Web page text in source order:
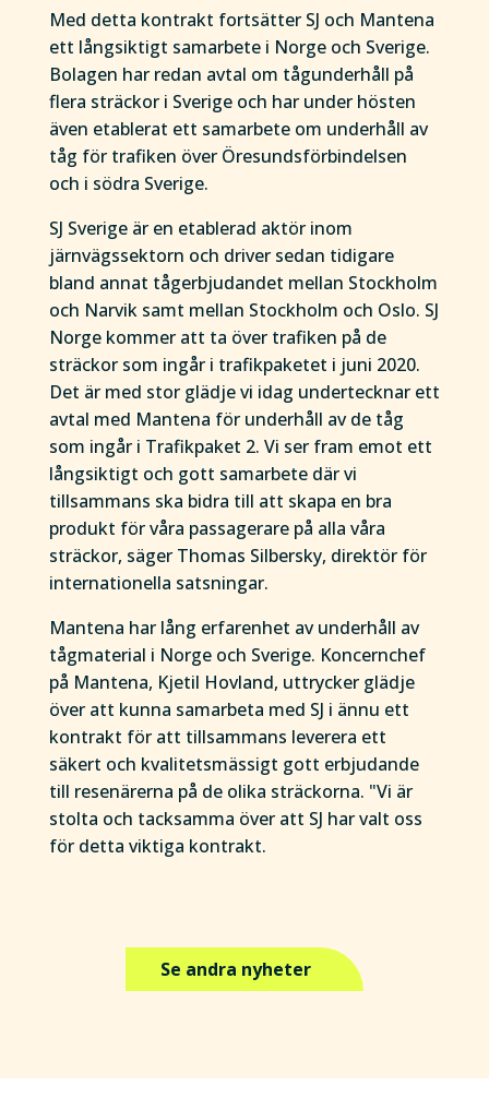
Med detta kontrakt fortsätter SJ och Mantena
ett långsiktigt samarbete i Norge och Sverige.
Bolagen har redan avtal om tågunderhåll på
flera sträckor i Sverige och har under hösten
även etablerat ett samarbete om underhåll av
tåg för trafiken över Öresundsförbindelsen
och i södra Sverige.
SJ Sverige är en etablerad aktör inom
järnvägssektorn och driver sedan tidigare
bland annat tågerbjudandet mellan Stockholm
och Narvik samt mellan Stockholm och Oslo. SJ
Norge kommer att ta över trafiken på de
sträckor som ingår i trafikpaketet i juni 2020.
Det är med stor glädje vi idag undertecknar ett
avtal med Mantena för underhåll av de tåg
som ingår i Trafikpaket 2. Vi ser fram emot ett
långsiktigt och gott samarbete där vi
tillsammans ska bidra till att skapa en bra
produkt för våra passagerare på alla våra
sträckor, säger Thomas Silbersky, direktör för
internationella satsningar.
Mantena har lång erfarenhet av underhåll av
tågmaterial i Norge och Sverige. Koncernchef
på Mantena, Kjetil Hovland, uttrycker glädje
över att kunna samarbeta med SJ i ännu ett
kontrakt för att tillsammans leverera ett
säkert och kvalitetsmässigt gott erbjudande
till resenärerna på de olika sträckorna. "Vi är
stolta och tacksamma över att SJ har valt oss
för detta viktiga kontrakt.
Se andra nyheter